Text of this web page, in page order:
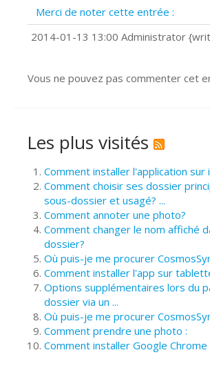
?
Comment installer Google
Merci de noter cette entrée :
2014-01-13 13:00 Administrator
Vous ne pouvez pas commenter cet
Les plus visités
Comment installer l'application sur
Comment choisir ses dossier
sous-dossier et usagé? ...
Comment annoter une photo?
Comment changer le nom affiché
dossier?
Où puis-je me procurer
Comment installer l'app sur
Options supplémentaires lors du
dossier via un ...
Où puis-je me procurer
Comment prendre une photo :
Comment installer Google Chrome